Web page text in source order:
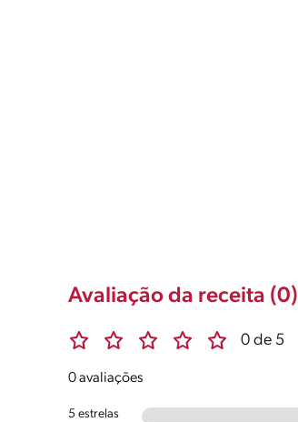
Avaliação da receita (0)
0 de 5
0 avaliações
5 estrelas